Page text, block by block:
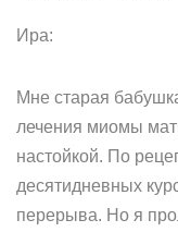
Ира:
Мне старая
лечения миомы
настойкой. По
десятидневных
перерыва. Но я